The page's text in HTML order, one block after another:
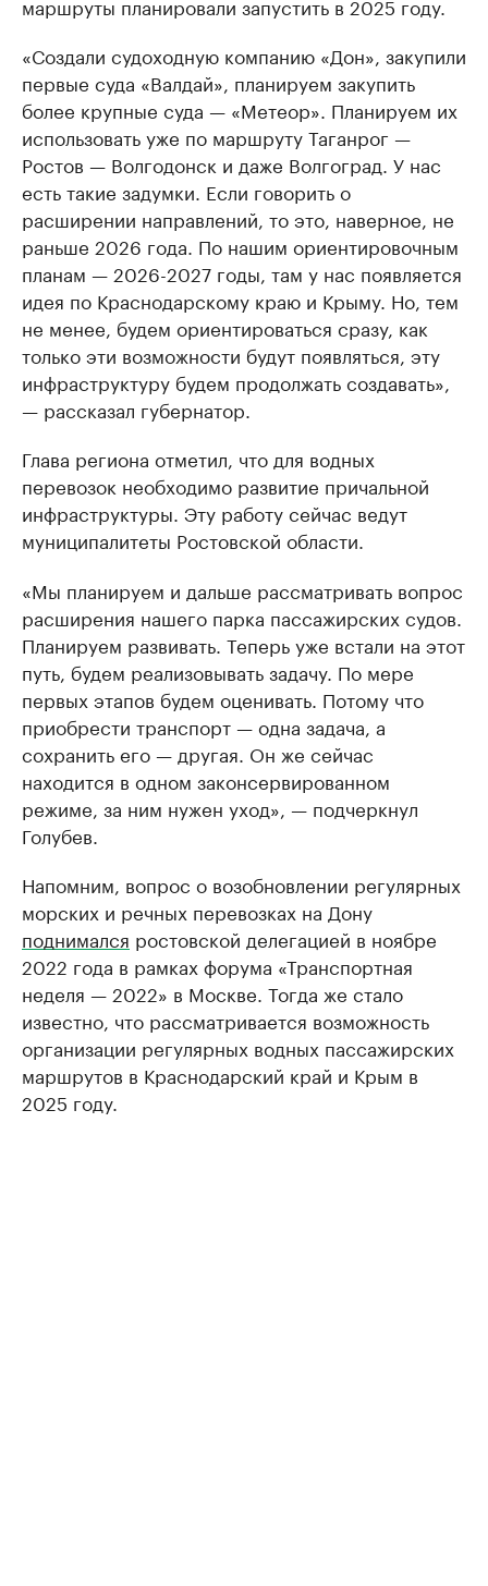
«Создали судоходную компанию «Дон», закупили
первые суда «Валдай», планируем закупить
более крупные суда — «Метеор». Планируем их
использовать уже по маршруту Таганрог —
Ростов — Волгодонск и даже Волгоград. У нас
есть такие задумки. Если говорить о
расширении направлений, то это, наверное, не
раньше 2026 года. По нашим ориентировочным
планам — 2026-2027 годы, там у нас появляется
идея по Краснодарскому краю и Крыму. Но, тем
не менее, будем ориентироваться сразу, как
только эти возможности будут появляться, эту
инфраструктуру будем продолжать создавать»,
— рассказал губернатор.
Глава региона отметил, что для водных
перевозок необходимо развитие причальной
инфраструктуры. Эту работу сейчас ведут
муниципалитеты Ростовской области.
«Мы планируем и дальше рассматривать вопрос
расширения нашего парка пассажирских судов.
Планируем развивать. Теперь уже встали на этот
путь, будем реализовывать задачу. По мере
первых этапов будем оценивать. Потому что
приобрести транспорт — одна задача, а
сохранить его — другая. Он же сейчас
находится в одном законсервированном
режиме, за ним нужен уход», — подчеркнул
Голубев.
Напомним, вопрос о возобновлении регулярных
морских и речных перевозках на Дону
поднимался ростовской делегацией в ноябре
2022 года в рамках форума «Транспортная
неделя — 2022» в Москве. Тогда же стало
известно, что рассматривается возможность
организации регулярных водных пассажирских
маршрутов в Краснодарский край и Крым в
2025 году.